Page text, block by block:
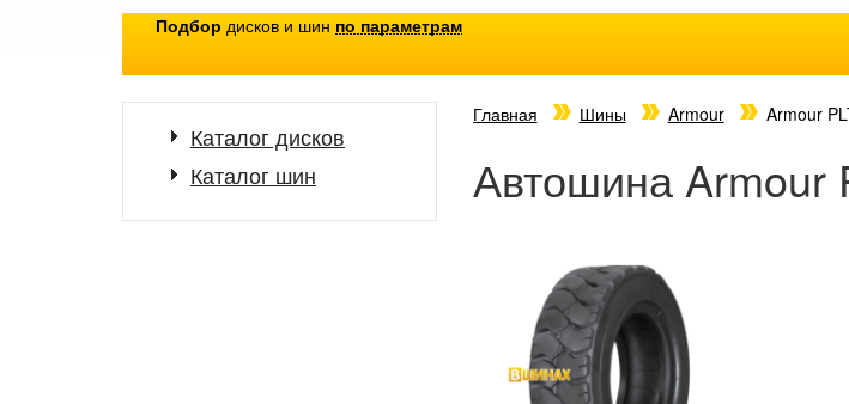
Подбор дисков и шин по параметрам
Каталог дисков
Каталог шин
Главная Шины Armour Armour
Автошина Armour